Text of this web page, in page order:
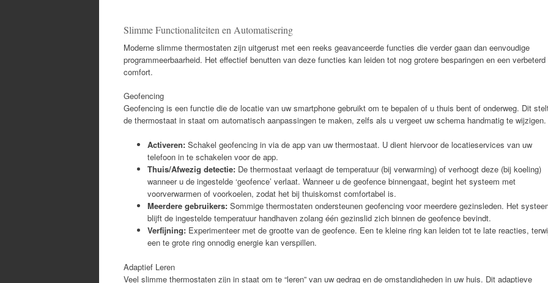
Slimme Functionaliteiten en Automatisering
Moderne slimme thermostaten zijn uitgerust met een reeks geavanceerde functies die verder gaan dan eenvoudige
programmeerbaarheid. Het effectief benutten van deze functies kan leiden tot nog grotere besparingen en een verbeterd
comfort.
Geofencing
Geofencing is een functie die de locatie van uw smartphone gebruikt om te bepalen of u thuis bent of onderweg. Dit
de thermostaat in staat om automatisch aanpassingen te maken, zelfs als u vergeet uw schema handmatig te wijzigen.
Activeren: Schakel geofencing in via de app van uw thermostaat. U dient hiervoor de locatieservices van uw
telefoon in te schakelen voor de app.
Thuis/Afwezig detectie: De thermostaat verlaagt de temperatuur (bij verwarming) of verhoogt deze (bij koeling)
wanneer u de ingestelde ‘geofence’ verlaat. Wanneer u de geofence binnengaat, begint het systeem met
voorverwarmen of voorkoelen, zodat het bij thuiskomst comfortabel is.
Meerdere gebruikers: Sommige thermostaten ondersteunen geofencing voor meerdere gezinsleden. Het
blijft de ingestelde temperatuur handhaven zolang één gezinslid zich binnen de geofence bevindt.
Verfijning: Experimenteer met de grootte van de geofence. Een te kleine ring kan leiden tot te late reacties,
een te grote ring onnodig energie kan verspillen.
Adaptief Leren
Veel slimme thermostaten zijn in staat om te “leren” van uw gedrag en de omstandigheden in uw huis. Dit adaptieve